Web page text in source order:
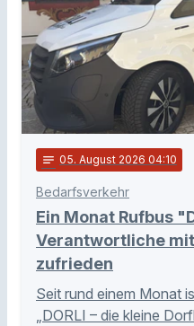
notes 05. August 2026 04:10
Bedarfsverkehr
Ein Monat Rufbus
Verantwortliche
zufrieden
Seit rund einem Monat
„DORLI – die kleine